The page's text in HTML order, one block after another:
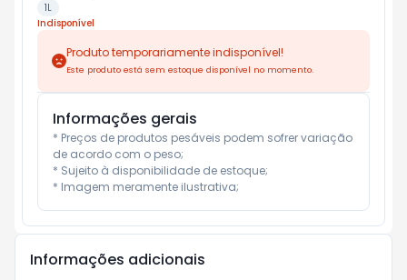
1L
Indisponível
Produto temporariamente indisponível!
Este produto está sem estoque disponível no momento.
Informações gerais
* Preços de produtos pesáveis podem sofrer variação
de acordo com o peso;
* Sujeito à disponibilidade de estoque;
* Imagem meramente ilustrativa;
Informações adicionais